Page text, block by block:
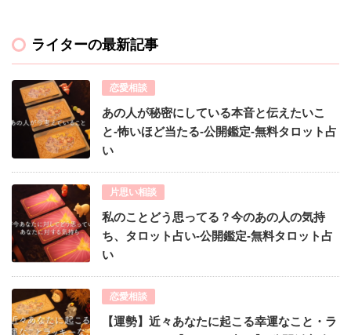
ライターの最新記事
恋愛相談
あの人が秘密にしている本音と伝えたいこ
と-怖いほど当たる-公開鑑定-無料タロット占
い
片思い相談
私のことどう思ってる？今のあの人の気持
ち、タロット占い-公開鑑定-無料タロット占
い
恋愛相談
【運勢】近々あなたに起こる幸運なこと・ラ